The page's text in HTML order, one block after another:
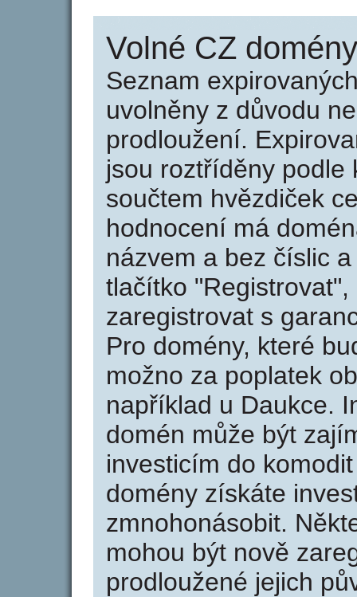
Volné CZ
Seznam
uvolněny z důvodu
prodloužení.
jsou roztříděny podle
součtem hvězdiček
hodnocení má
názvem a bez číslic
tlačítko
zaregistrovat s
Pro domény, které
možno za poplatek
například u Daukce.
domén může být
investicím do
domény získáte
zmnohonásobit.
mohou být nově
prodloužené jejich